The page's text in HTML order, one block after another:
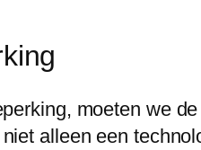
moeten we
alleen een